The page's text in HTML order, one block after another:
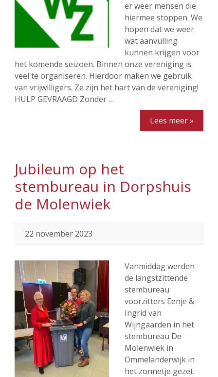
er weer mensen die
hiermee stoppen. We
hopen dat we weer
wat aanvulling
kunnen krijgen voor
het komende seizoen. Binnen onze vereniging is
veel te organiseren. Hierdoor maken we gebruik
van vrijwilligers. Ze zijn het hart van de vereniging!
HULP GEVRAAGD Zonder …
Lees meer »
Jubileum op het
stembureau in Dorpshuis
de Molenwiek
22 november 2023
Vanmiddag werden
de langstzittende
stembureau
voorzitters Eenje &
Ingrid van
Wijngaarden in het
stembureau De
Molenwiek in
Ommelanderwijk in
het zonnetje gezet.